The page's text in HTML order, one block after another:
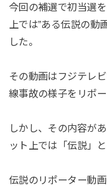
今回の補選で初当選
上では”ある伝説の動
した。
その動画はフジテレ
線事故の様子をリポ
しかし、その内容が
ット上では「伝説」
伝説のリポーター動画